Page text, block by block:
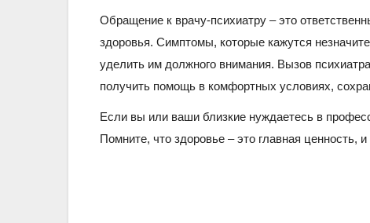
Обращение к врачу-психиатру – это
здоровья. Симптомы, которые кажутся
уделить им должного внимания. Вызов
получить помощь в комфортных условиях,
Если вы или ваши близкие нуждаетесь в
Помните, что здоровье – это главная ценность,